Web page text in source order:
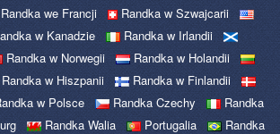
Randka we Francji
Randka w Szwajcarii
w Kanadzie
Randka w Irlandii
Randka w Norwegii
Randka w Holandii
Randka w Hiszpanii
Randka w Finlandii
w Polsce Randka Czechy
Randka
Randka Walia Portugalia
Randka